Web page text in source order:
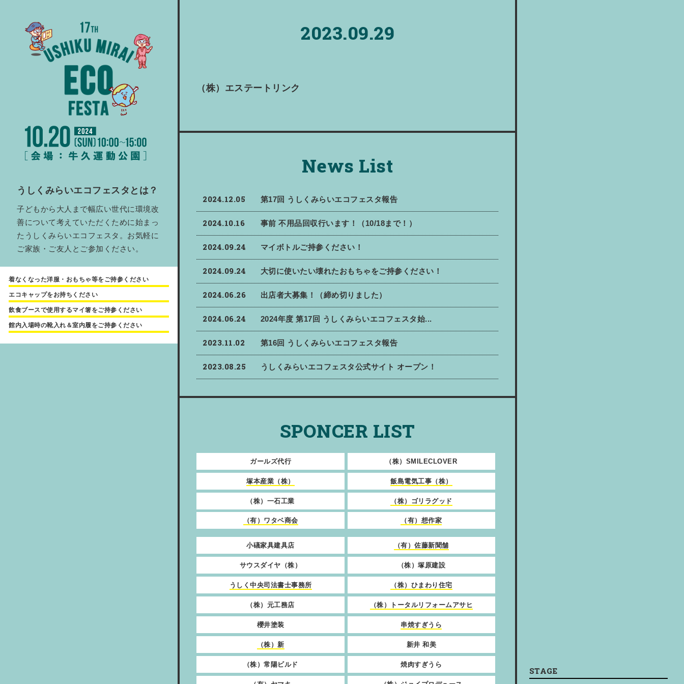
うしくみらいエコフェスタとは？
子どもから大人まで幅広い世代に環境改
善について考えていただくために始まっ
たうしくみらいエコフェスタ。お気軽に
ご家族・ご友人とご参加ください。
着なくなった洋服・おもちゃ等をご持参ください
エコキャップをお持ちください
飲食ブースで使用するマイ箸をご持参ください
館内入場時の靴入れ＆室内履をご持参ください
2023.09.29
（株）エステートリンク
News List
2024.12.05 第17回 うしくみらいエコフェスタ報告
2024.10.16 事前 不用品回収行います！（10/18まで！）
2024.09.24 マイボトルご持参ください！
2024.09.24 大切に使いたい壊れたおもちゃをご持参ください！
2024.06.26 出店者大募集！（締め切りました）
2024.06.24 2024年度 第17回 うしくみらいエコフェスタ始...
2023.11.02 第16回 うしくみらいエコフェスタ報告
2023.08.25 うしくみらいエコフェスタ公式サイト オープン！
SPONCER LIST
ガールズ代行 （株）SMILECLOVER
塚本産業（株） 飯島電気工事（株）
（株）一石工業 （株）ゴリラグッド
（有）ワタベ商会 （有）想作家
小礒家具建具店 （有）佐藤新聞舗
サウスダイヤ（株） （株）塚原建設
うしく中央司法書士事務所 （株）ひまわり住宅
（株）元工務店 （株）トータルリフォームアサヒ
櫻井塗装 串焼すぎうら
（株）新 新井 和美
（株）常陽ビルド 焼肉すぎうら
STAGE